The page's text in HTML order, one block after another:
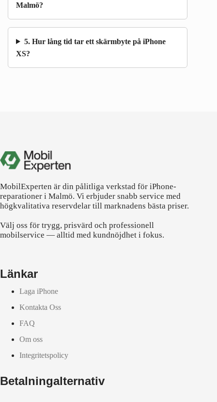
Malmö?
5. Hur lång tid tar ett skärmbyte på iPhone
XS?
MobilExperten är din pålitliga verkstad för iPhone-
reparationer i Malmö. Vi erbjuder snabb service med
högkvalitativa reservdelar till marknadens bästa priser.
Välj oss för trygg, prisvärd och professionell
mobilservice — alltid med kundnöjdhet i fokus.
Länkar
Laga iPhone
Kontakta Oss
FAQ
Om oss
Integritetspolicy
Betalningalternativ